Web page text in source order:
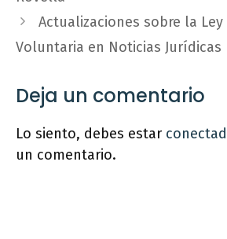
Actualizaciones sobre la Ley
Voluntaria en Noticias Jurídicas
Deja un comentario
Lo siento, debes estar
un comentario.